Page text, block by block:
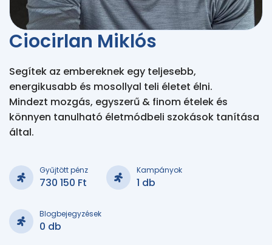
Ciocirlan Miklós
Segítek az embereknek egy teljesebb,
energikusabb és mosollyal teli életet élni.
Mindezt mozgás, egyszerű & finom ételek és
könnyen tanulható életmódbeli szokások tanítása
által.
Gyűjtött pénz
730 150 Ft
Kampányok
1 db
Blogbejegyzések
0 db